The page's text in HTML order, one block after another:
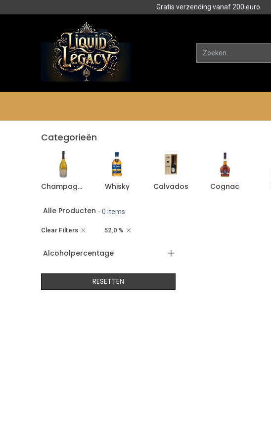
Gratis verzending vanaf 200 euro
Categorieën
Champagne Whisky Calvados Cognac
Alle Producten - 0 items
Clear Filters 52,0 %
Alcoholpercentage
RESETTEN